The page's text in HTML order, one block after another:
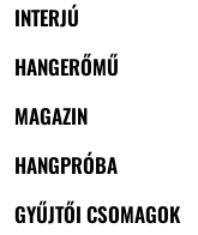
INTERJÚ
HANGERŐMŰ
MAGAZIN
HANGPRÓBA
GYŰJTŐI CSOMAGOK